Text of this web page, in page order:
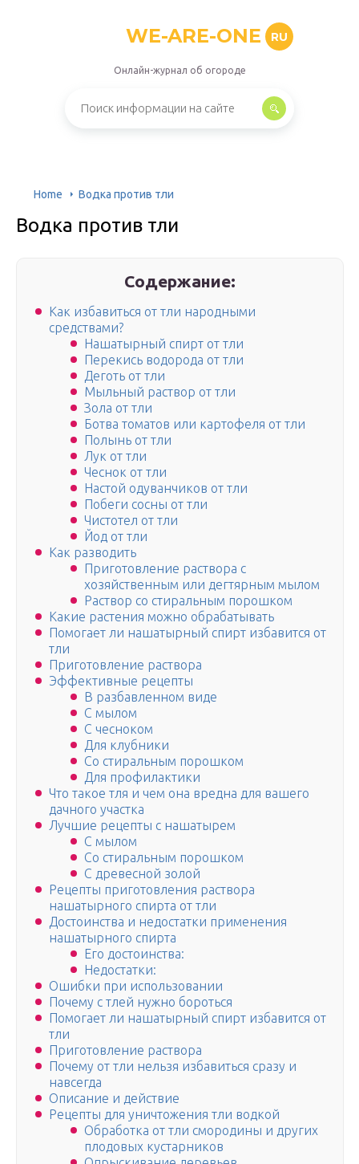
WE-ARE-ONE RU
Онлайн-журнал об огороде
Home Водка против тли
Водка против тли
Содержание:
Как избавиться от тли народными
средствами?
Нашатырный спирт от тли
Перекись водорода от тли
Деготь от тли
Мыльный раствор от тли
Зола от тли
Ботва томатов или картофеля от тли
Полынь от тли
Лук от тли
Чеснок от тли
Настой одуванчиков от тли
Побеги сосны от тли
Чистотел от тли
Йод от тли
Как разводить
Приготовление раствора с
хозяйственным или дегтярным мылом
Раствор со стиральным порошком
Какие растения можно обрабатывать
Помогает ли нашатырный спирт избавится от
тли
Приготовление раствора
Эффективные рецепты
В разбавленном виде
С мылом
С чесноком
Для клубники
Со стиральным порошком
Для профилактики
Что такое тля и чем она вредна для вашего
дачного участка
Лучшие рецепты с нашатырем
С мылом
Со стиральным порошком
С древесной золой
Рецепты приготовления раствора
нашатырного спирта от тли
Достоинства и недостатки применения
нашатырного спирта
Его достоинства:
Недостатки:
Ошибки при использовании
Почему с тлей нужно бороться
Помогает ли нашатырный спирт избавится от
тли
Приготовление раствора
Почему от тли нельзя избавиться сразу и
навсегда
Описание и действие
Рецепты для уничтожения тли водкой
Обработка от тли смородины и других
плодовых кустарников